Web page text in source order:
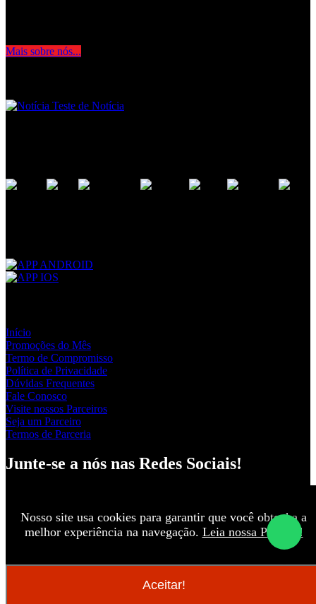
Mais sobre nós...
Teste de Notícia
Início
Promoções do Mês
Termo de Compromisso
Política de Privacidade
Dúvidas Frequentes
Fale Conosco
Visite nossos Parceiros
Seja um Parceiro
Termos de Parceria
Junte-se a nós nas Redes Sociais!
FOCO7 - Soluções Automotivas - 62.616.000/0001-25. © 2015.
Eu sou o caminho, e a verdade e a vida. Jo 14-6
Nosso site usa cookies para garantir que você obtenha a
melhor experiência na navegação. Leia nossa Política!
Aceitar!